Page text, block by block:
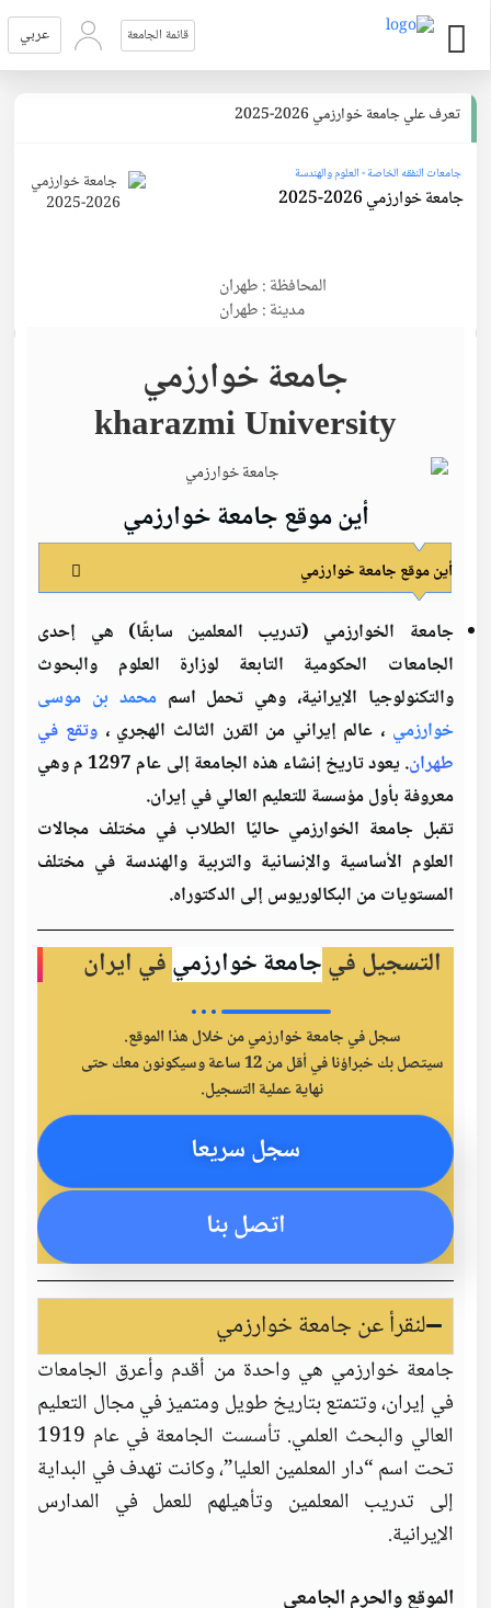
قائمة الجامعة عربي
تعرف علي جامعة خوارزمي 2026-2025
جامعات النفقه الخاصة - العلوم والهندسة
جامعة خوارزمي 2026-2025
المحافظة : طهران
مدينة : طهران
جامعة خوارزمي
kharazmi University
أين موقع جامعة خوارزمي
أين موقع جامعة خوارزمي
جامعة الخوارزمي (تدريب المعلمين سابقًا) هي إحدى
الجامعات الحكومية التابعة لوزارة العلوم والبحوث
والتكنولوجيا الإيرانية، وهي تحمل اسم محمد بن موسى
خوارزمي ، عالم إيراني من القرن الثالث الهجري ، وتقع في
طهران
. يعود تاريخ إنشاء هذه الجامعة إلى عام 1297 م وهي
معروفة بأول مؤسسة للتعليم العالي في إيران.
تقبل جامعة الخوارزمي حاليًا الطلاب في مختلف مجالات
العلوم الأساسية والإنسانية والتربية والهندسة في مختلف
المستويات من البكالوريوس إلى الدكتوراه.
التسجيل فيجامعة خوارزميفي ايران
سجل في جامعة خوارزمي من خلال هذا الموقع.
سيتصل بك خبراؤنا في أقل من 12 ساعة وسيكونون معك حتى
نهاية عملية التسجيل.
سجل سريعا
اتصل بنا
لنقرأ عن جامعة خوارزمي
جامعة خوارزمي هي واحدة من أقدم وأعرق الجامعات
في إيران، وتتمتع بتاريخ طويل ومتميز في مجال التعليم
العالي والبحث العلمي. تأسست الجامعة في عام 1919
تحت اسم “دار المعلمين العليا”، وكانت تهدف في البداية
إلى تدريب المعلمين وتأهيلهم للعمل في المدارس
الإيرانية.
الموقع والحرم الجامعي